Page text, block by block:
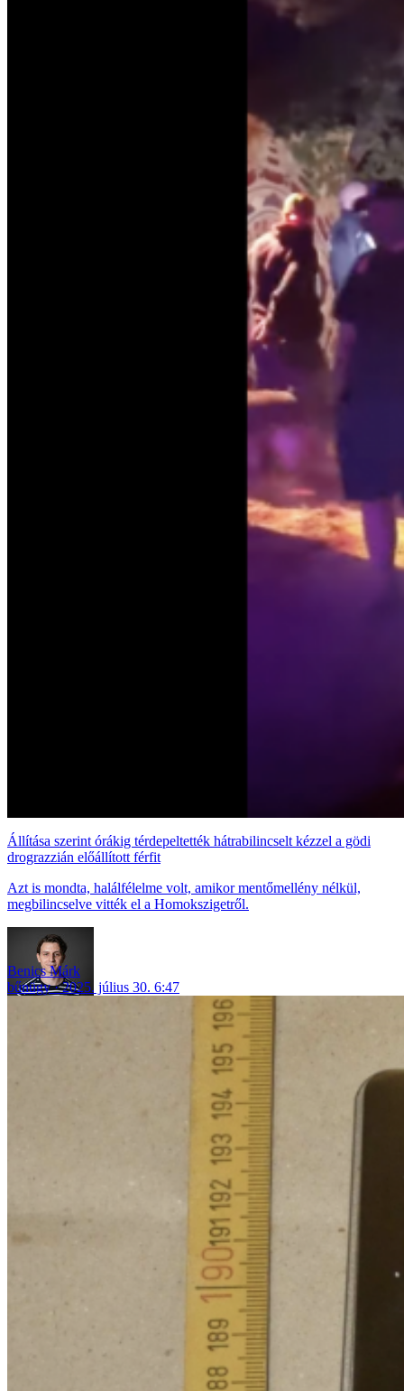
Állítása szerint órákig térdepeltették hátrabilincselt kézzel a gödi
drograzzián előállított férfit
Azt is mondta, halálfélelme volt, amikor mentőmellény nélkül,
megbilincselve vitték el a Homokszigetről.
Benics Márk
bűnügy
2025. július 30. 6:47